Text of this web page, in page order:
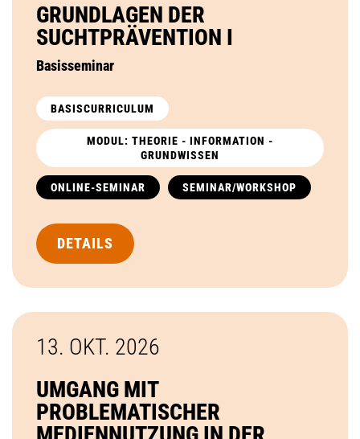
GRUNDLAGEN DER
SUCHTPRÄVENTION I
Basisseminar
BASISCURRICULUM
MODUL: THEORIE - INFORMATION -
GRUNDWISSEN
ONLINE-SEMINAR SEMINAR/WORKSHOP
DETAILS
13. OKT. 2026
UMGANG MIT
PROBLEMATISCHER